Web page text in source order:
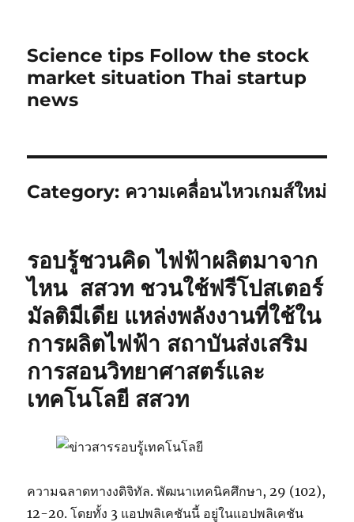
Science tips Follow the stock
market situation Thai startup
news
Category: ความเคลื่อนไหวเกมส์ใหม่
รอบรู้ชวนคิด ไฟฟ้าผลิตมาจาก
ไหน สสวท ชวนใช้ฟรีโปสเตอร์
มัลติมีเดีย แหล่งพลังงานที่ใช้ใน
การผลิตไฟฟ้า สถาบันส่งเสริม
การสอนวิทยาศาสตร์และ
เทคโนโลยี สสวท
ความฉลาดทางงดิจิทัล. พัฒนาเทคนิคศึกษา, 29 (102),
12-20. โดยทั้ง 3 แอปพลิเคชันนี้ อยู่ในแอปพลิเคชัน